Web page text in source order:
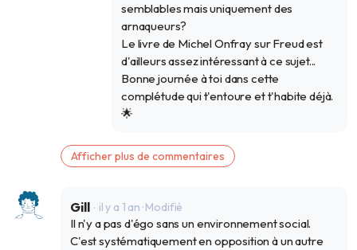
semblables mais uniquement des
arnaqueurs?
Le livre de Michel Onfray sur Freud est
d'ailleurs assez intéressant à ce sujet...
Bonne journée à toi dans cette
complétude qui t'entoure et t'habite déjà.
🌟
Afficher plus de commentaires
Gill il y a 1 an · Modifié
Il n'y a pas d'égo sans un environnement social.
C'est systématiquement en opposition à un autre